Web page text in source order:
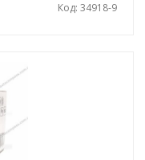
Код: 34918-9